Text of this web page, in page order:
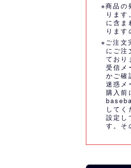
※商品の
りま
に含ま
ります
※ご注文
にご注
ており
受信メ
かご確
迷惑メ
購入
してく
設定し
す。そ